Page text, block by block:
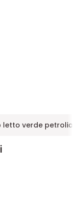
letto verde petrolio